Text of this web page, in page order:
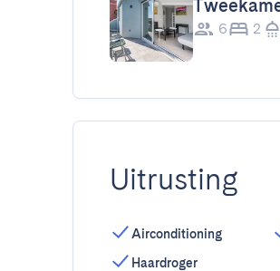
6 2
Uitrusting
Airconditioning
Haardroger